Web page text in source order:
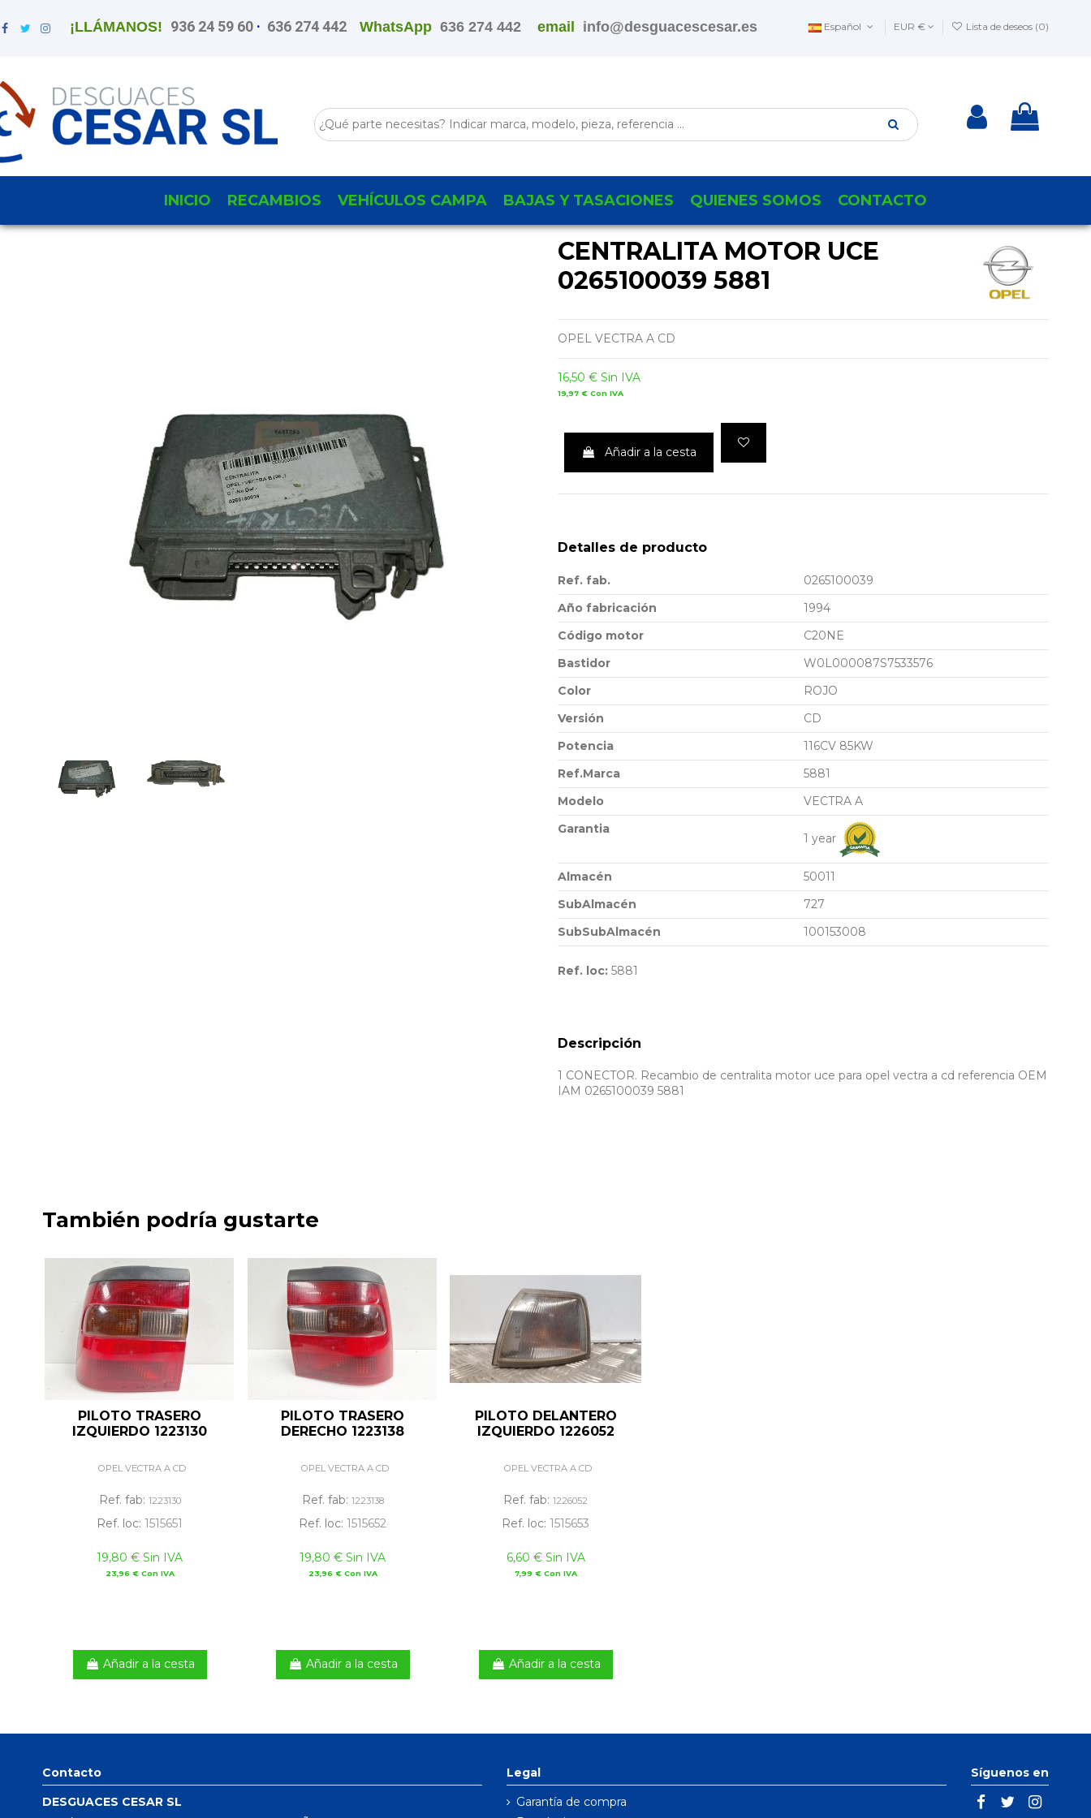
¡LLÁMANOS! 936 24 59 60 · 636 274 442 WhatsApp636 274 442 email info@desguacescesar.es Español EUR € Lista de deseos (0)
INICIO RECAMBIOS VEHÍCULOS CAMPA BAJAS Y TASACIONES QUIENES SOMOS CONTACTO
CENTRALITA MOTOR UCE
0265100039 5881
OPEL VECTRA A CD
16,50 € Sin IVA
19,97 € Con IVA
Añadir a la cesta
Detalles de producto
Ref. fab.
0265100039
Año fabricación
1994
Código motor
C20NE
Bastidor
W0L000087S7533576
Color
ROJO
Versión
CD
Potencia
116CV 85KW
Ref.Marca
5881
Modelo
VECTRA A
Garantia
1 year
Almacén
50011
SubAlmacén
727
SubSubAlmacén
100153008
Ref. loc: 5881
Descripción
1 CONECTOR. Recambio de centralita motor uce para opel vectra a cd referencia OEM
IAM 0265100039 5881
También podría gustarte
PILOTO TRASERO
IZQUIERDO 1223130
OPEL VECTRA A CD
Ref. fab: 1223130
Ref. loc: 1515651
19,80 € Sin IVA
23,96 € Con IVA
Añadir a la cesta
PILOTO TRASERO
DERECHO 1223138
OPEL VECTRA A CD
Ref. fab: 1223138
Ref. loc: 1515652
19,80 € Sin IVA
23,96 € Con IVA
Añadir a la cesta
PILOTO DELANTERO
IZQUIERDO 1226052
OPEL VECTRA A CD
Ref. fab: 1226052
Ref. loc: 1515653
6,60 € Sin IVA
7,99 € Con IVA
Añadir a la cesta
Contacto
DESGUACES CESAR SL
Legal
Garantía de compra
Síguenos en